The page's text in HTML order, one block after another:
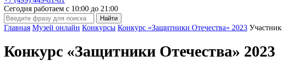
Сегодня работаем с 10:00 до 21:00
Главная Музей онлайн Конкурсы Конкурс «Защитники Отечества» 2023
Конкурс «Защитники Отечества» 2023